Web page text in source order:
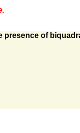
presence of